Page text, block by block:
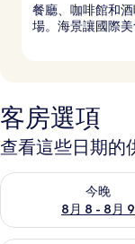
餐廳、咖啡館和
場。海景讓國際
客房選項
查看這些日期的
今晚
8月 8 - 8月 9
查看今晚 (8月 8 - 8月